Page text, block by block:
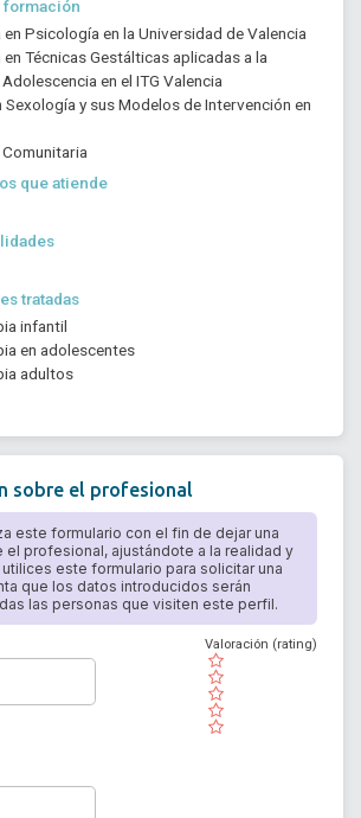
formación
en Psicología en la Universidad de Valencia
en Técnicas Gestálticas aplicadas a la
en el ITG Valencia
Sexología y sus Modelos de Intervención en
que atiende
tratadas
infantil
en adolescentes
adultos
sobre el profesional
este formulario con el fin de dejar una
el profesional, ajustándote a la realidad y
este formulario para solicitar una
que los datos introducidos serán
las personas que visiten este perfil.
( )
( )
( )
( )
( )
Valoración (rating)